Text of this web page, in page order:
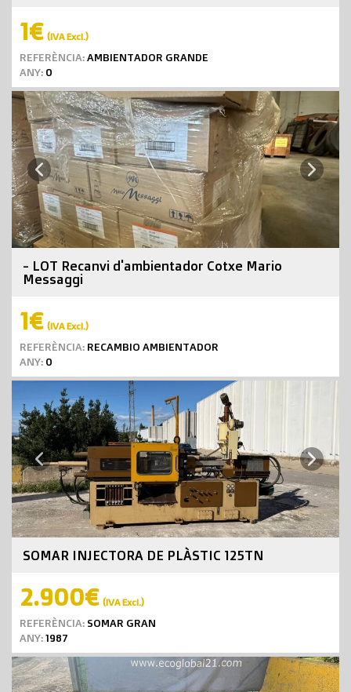
1€ (IVA Excl.)
REFERÈNCIA:AMBIENTADOR GRANDE
ANY: 0
Previous Next
- LOT Recanvi d'ambientador Cotxe Mario
Messaggi
1€ (IVA Excl.)
REFERÈNCIA: RECAMBIO AMBIENTADOR
ANY: 0
Previous Next
SOMAR INJECTORA DE PLÀSTIC 125TN
2.900€ (IVA Excl.)
REFERÈNCIA: SOMAR GRAN
ANY:1987